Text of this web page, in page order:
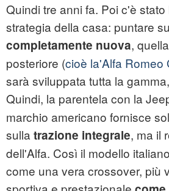
Quindi tre anni fa. Poi c'è
strategia della casa: puntare
completamente nuova,
posteriore (cioè la'Alfa Romeo
sarà sviluppata tutta la
Quindi, la parentela con la
marchio americano fornisce
sulla trazione integrale, ma il
dell'Alfa. Così il modello
come una vera crossover, più